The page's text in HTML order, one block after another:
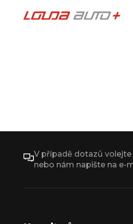
V případě dotazů
nebo nám napište na e-